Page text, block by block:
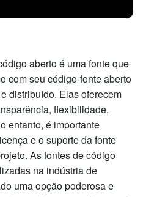
aberto é uma fonte que
com seu código-fonte aberto
distribuído. Elas oferecem
flexibilidade,
entanto, é importante
e o suporte da fonte
As fontes de código
na indústria de
uma opção poderosa e